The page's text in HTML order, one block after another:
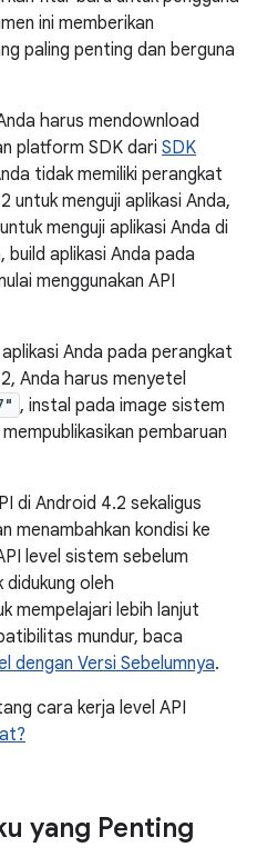
ini memberikan
paling penting dan berguna
harus mendownload
platform SDK dari SDK
tidak memiliki perangkat
untuk menguji aplikasi Anda,
menguji aplikasi Anda di
build aplikasi Anda pada
menggunakan API
Anda pada perangkat
Anda harus menyetel
, instal pada image sistem
pembaruan
di Android 4.2 sekaligus
menambahkan kondisi ke
level sistem sebelum
didukung oleh
mempelajari lebih lanjut
mundur, baca
dengan Versi Sebelumnya.
cara kerja level API
yang Penting